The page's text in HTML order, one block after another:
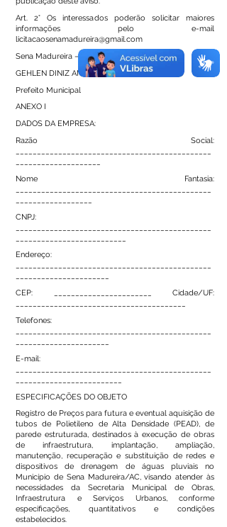
Art. 2° Os interessados poderão solicitar maiores
informações pelo e-mail
licitacaosenamadureira@gmail.com
Sena Madureira – Acre, 26 de junho de 2026.
GEHLEN DINIZ ANDRADE
Prefeito Municipal
ANEXO I
DADOS DA EMPRESA:
Razão Social:
Nome Fantasia:
CNPJ:
Endereço:
CEP: _______________________ Cidade/UF:
Telefones:
E-mail:
ESPECIFICAÇÕES DO OBJETO
Registro de Preços para futura e eventual aquisição de
tubos de Polietileno de Alta Densidade (PEAD), de
parede estruturada, destinados à execução de obras
de infraestrutura, implantação, ampliação,
manutenção, recuperação e substituição de redes e
dispositivos de drenagem de águas pluviais no
Município de Sena Madureira/AC, visando atender às
necessidades da Secretaria Municipal de Obras,
Infraestrutura e Serviços Urbanos, conforme
especificações, quantitativos e condições
estabelecidos.